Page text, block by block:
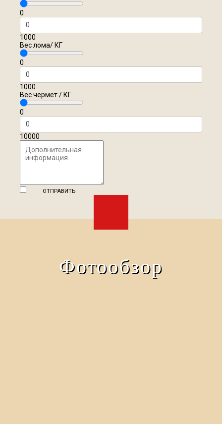
0
1000
Вес лома/ КГ
0
1000
Вес чермет / КГ
0
10000
ОТПРАВИТЬ
Фотообзор